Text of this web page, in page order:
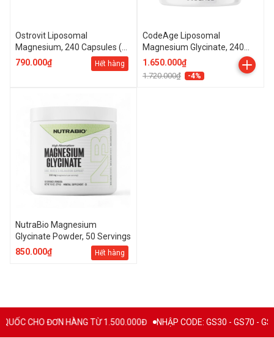
Ostrovit Liposomal
Magnesium, 240 Capsules (60
Servings)
790.000₫ Hết hàng
CodeAge Liposomal
Magnesium Glycinate, 240
Capsules
1.650.000₫
1.720.000₫ -4%
NutraBio Magnesium
Glycinate Powder, 50 Servings
850.000₫
Hết hàng
CHO ĐƠN HÀNG TỪ 1.500.000Đ NHẬP CODE: GS30 - GS70 -